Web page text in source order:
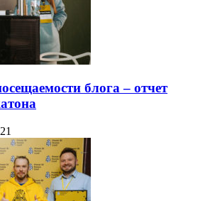
блога – отчет